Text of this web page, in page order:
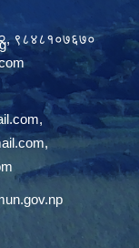
९८४८१०७६७०
,
,